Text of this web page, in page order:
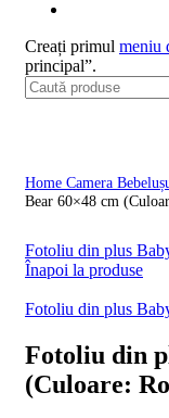
Creați primul meniu
principal”.
Home Camera
Bear 60×48 cm
Fotoliu din plus
Înapoi la produse
Fotoliu din plus
Fotoliu din
(Culoare: